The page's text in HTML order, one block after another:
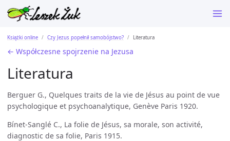
Książki online Czy Jezus popełnił samobójstwo? Literatura
← Współczesne spojrzenie na Jezusa
Literatura
Berguer G., Quelques traits de la vie de Jésus au point de vue
psychologique et psychoanalytique, Genève Paris 1920.
Bínet-Sanglé C., La folie de Jésus, sa morale, son activité,
diagnostic de sa folie, Paris 1915.